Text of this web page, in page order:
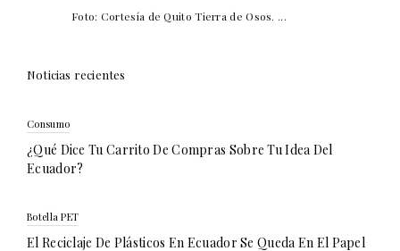
Foto: Cortesía de Quito Tierra de Osos. ...
Noticias recientes
Consumo
¿Qué Dice Tu Carrito De Compras Sobre Tu Idea Del
Ecuador?
Botella PET
El Reciclaje De Plásticos En Ecuador Se Queda En El Papel